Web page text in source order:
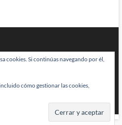
Theme Freesia|WordPress| © Todos
cookies. Si continúas navegando por él,
cómo gestionar las cookies,